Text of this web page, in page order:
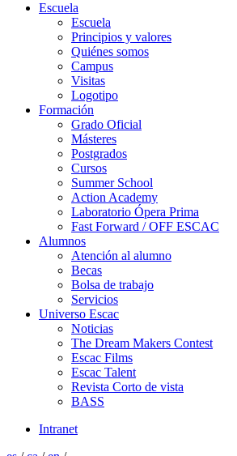
Escuela
Escuela
Principios y valores
Quiénes somos
Campus
Visitas
Logotipo
Formación
Grado Oficial
Másteres
Postgrados
Cursos
Summer School
Action Academy
Laboratorio Ópera Prima
Fast Forward / OFF ESCAC
Alumnos
Atención al alumno
Becas
Bolsa de trabajo
Servicios
Universo Escac
Noticias
The Dream Makers Contest
Escac Films
Escac Talent
Revista Corto de vista
BASS
Intranet